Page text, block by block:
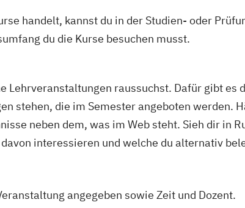
handelt, kannst du in der Studien- oder
du die Kurse besuchen musst.
Lehrveranstaltungen raussuchst. Dafür gibt es
stehen, die im Semester angeboten werden.
neben dem, was im Web steht. Sieh dir in
interessieren und welche du alternativ
angegeben sowie Zeit und Dozent.